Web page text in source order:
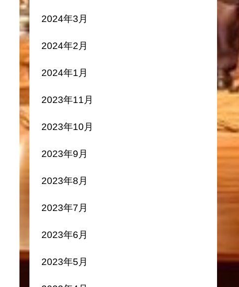
2024年3月
2024年2月
2024年1月
2023年11月
2023年10月
2023年9月
2023年8月
2023年7月
2023年6月
2023年5月